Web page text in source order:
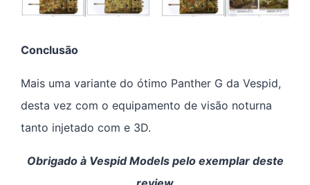
Conclusão
Mais uma variante do ótimo Panther G da Vespid,
desta vez com o equipamento de visão noturna
tanto injetado com e 3D.
Obrigado à Vespid Models pelo exemplar deste